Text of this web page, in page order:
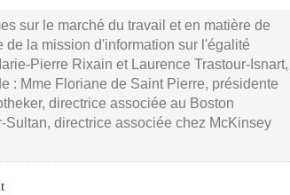
sur le marché du travail et en matière de
la mission d'information sur l'égalité
Pierre Rixain et Laurence Trastour-Isnart,
: Mme Floriane de Saint Pierre, présidente
directrice associée au Boston
directrice associée chez McKinsey